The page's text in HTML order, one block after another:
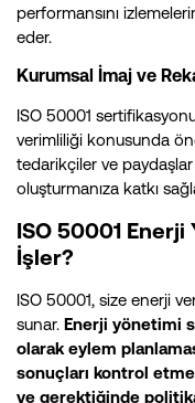
performansını
eder.
Kurumsal İmaj ve
ISO 50001
verimliliği konusunda
tedarikçiler ve
oluşturmanıza katkı
ISO 50001 Enerji
İşler?
ISO 50001, size enerji
sunar. Enerji yönetimi
olarak eylem
sonuçları kontrol
ve gerektiğinde